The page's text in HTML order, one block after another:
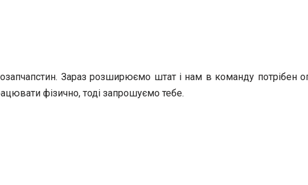
Зараз розширюємо штат і нам в команду потрібен
фізично, тоді запрошуємо тебе.